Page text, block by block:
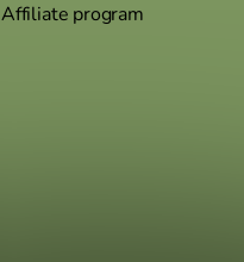
Affiliate program